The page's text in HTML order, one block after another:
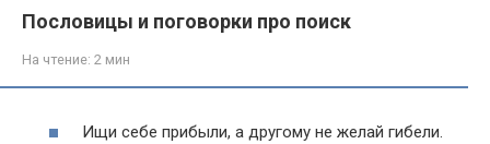
Пословицы и поговорки про поиск
На чтение: 2 мин
Ищи себе прибыли, а другому не желай гибели.